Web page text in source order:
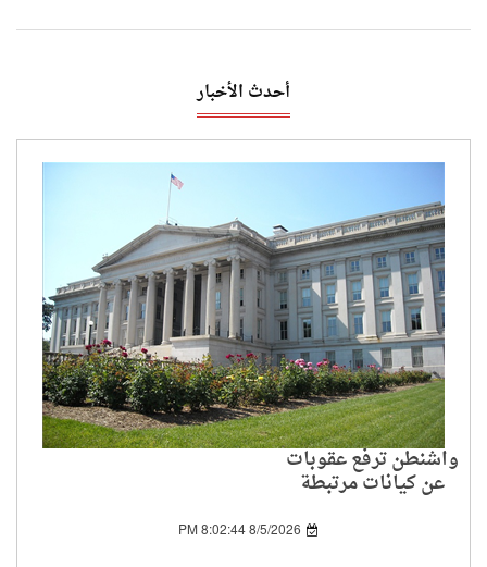
أحدث الأخبار
واشنطن ترفع عقوبات
عن كيانات مرتبطة
8/5/2026 8:02:44 PM